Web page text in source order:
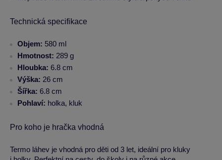
Technická specifikace
Objem: 580 ml
Hmotnost: 289 g
Hloubka: 6.8 cm
Výška: 26 cm
Šířka: 6.8 cm
Pohlaví: holka, kluk
Pro koho je hračka vhodná
Termo láhev je vhodná pro děti od 3 let, ideální pro kluky